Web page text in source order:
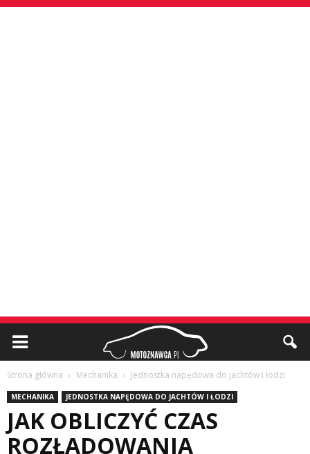
Strona główna Mechanika Jednostka napędowa do jachtów i łodzi
MECHANIKA JEDNOSTKA NAPĘDOWA DO JACHTÓW I ŁODZI
JAK OBLICZYĆ CZAS
ROZŁADOWANIA